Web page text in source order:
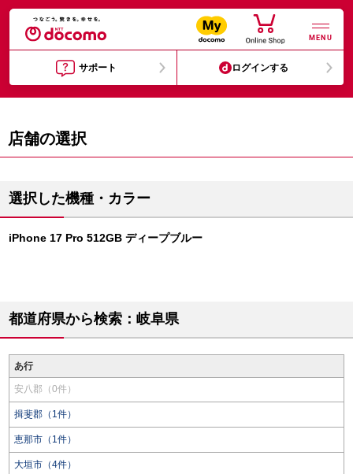
MENU
サポート ログインする
店舗の選択
選択した機種・カラー
iPhone 17 Pro 512GB ディープブルー
都道府県から検索：岐阜県
あ行
安八郡（0件）
揖斐郡（1件）
恵那市（1件）
大垣市（4件）